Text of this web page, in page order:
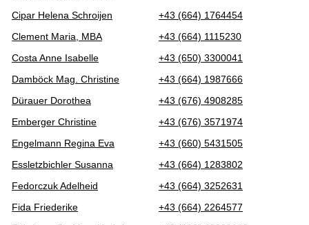
Cipar Helena Schroijen
+43 (664) 1764454
Clement Maria, MBA
+43 (664) 1115230
Costa Anne Isabelle
+43 (650) 3300041
Damböck Mag. Christine
+43 (664) 1987666
Dürauer Dorothea
+43 (676) 4908285
Emberger Christine
+43 (676) 3571974
Engelmann Regina Eva
+43 (660) 5431505
Essletzbichler Susanna
+43 (664) 1283802
Fedorczuk Adelheid
+43 (664) 3252631
Fida Friederike
+43 (664) 2264577